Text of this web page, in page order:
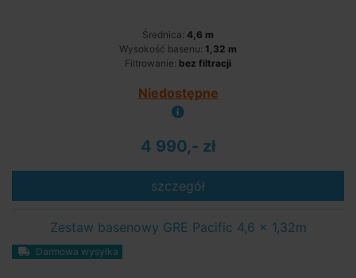
Średnica: 4,6 m
Wysokość basenu: 1,32 m
Filtrowanie: bez filtracji
Niedostępne
4 990,- zł
szczegół
Zestaw basenowy GRE Pacific 4,6 x 1,32m
Darmowa wysyłka